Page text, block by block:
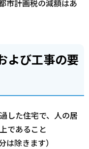
市計画税の減額はあ
よび工事の要
した住宅で、人の居
であること
は除きます）